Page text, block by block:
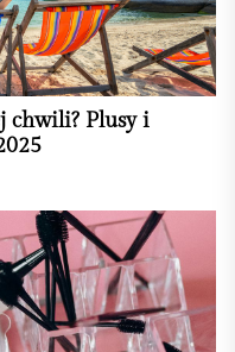
chwili? Plusy i